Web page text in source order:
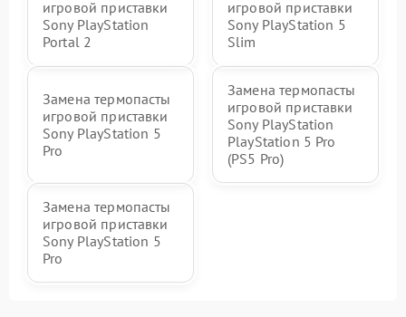
игровой приставки
Sony PlayStation
Portal 2
игровой приставки
Sony PlayStation 5
Slim
Замена термопасты
игровой приставки
Sony PlayStation 5
Pro
Замена термопасты
игровой приставки
Sony PlayStation
PlayStation 5 Pro
(PS5 Pro)
Замена термопасты
игровой приставки
Sony PlayStation 5
Pro